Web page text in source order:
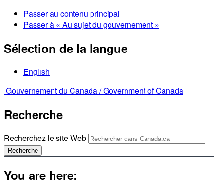
Passer au contenu principal
Passer à « Au sujet du gouvernement »
Sélection de la langue
English
Gouvernement du Canada /Government of Canada
Recherche
Recherchez le site Web
Recherche
You are here: